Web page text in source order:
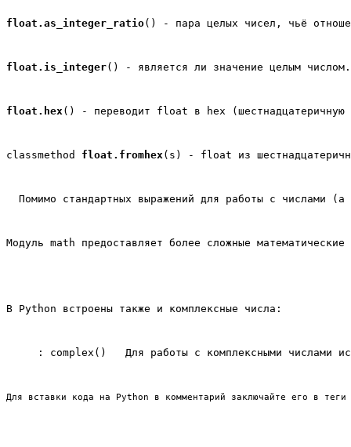
float.as_integer_ratio() - пара целых чисел, чьё
float.is_integer() - является ли значение целым числом.
float.hex () - переводит float в hex (шестнадцатеричную
classmethod float.fromhex (s) - float из
Помимо стандартных выражений для работы с числами
Модуль math предоставляет более сложные математические
В Python встроены также и комплексные числа:
: complex() Для работы с комплексными числами
Для вставки кода на Python в комментарий заключайте его в теги